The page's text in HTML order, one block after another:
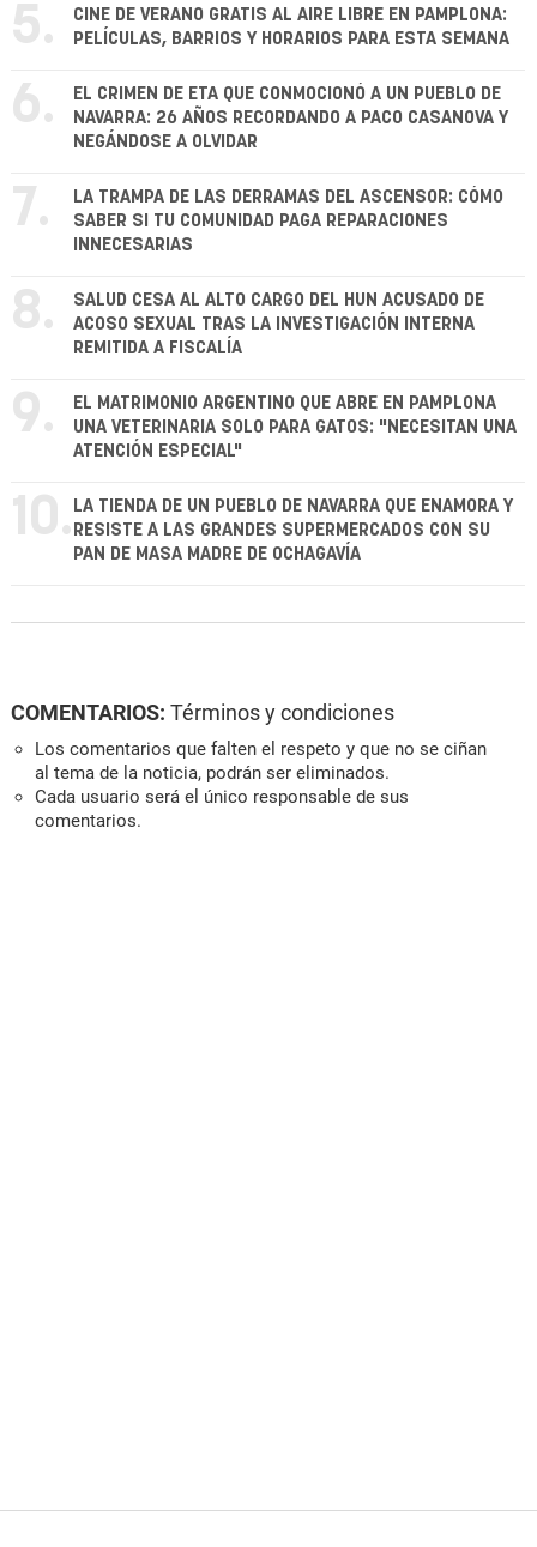
5.
CINE DE VERANO GRATIS AL AIRE LIBRE EN PAMPLONA:
PELÍCULAS, BARRIOS Y HORARIOS PARA ESTA SEMANA
6.
EL CRIMEN DE ETA QUE CONMOCIONÓ A UN PUEBLO DE
NAVARRA: 26 AÑOS RECORDANDO A PACO CASANOVA Y
NEGÁNDOSE A OLVIDAR
7.
LA TRAMPA DE LAS DERRAMAS DEL ASCENSOR: CÓMO
SABER SI TU COMUNIDAD PAGA REPARACIONES
INNECESARIAS
8.
SALUD CESA AL ALTO CARGO DEL HUN ACUSADO DE
ACOSO SEXUAL TRAS LA INVESTIGACIÓN INTERNA
REMITIDA A FISCALÍA
9.
EL MATRIMONIO ARGENTINO QUE ABRE EN PAMPLONA
UNA VETERINARIA SOLO PARA GATOS: "NECESITAN UNA
ATENCIÓN ESPECIAL"
10. LA TIENDA DE UN PUEBLO DE NAVARRA QUE ENAMORA Y
RESISTE A LAS GRANDES SUPERMERCADOS CON SU
PAN DE MASA MADRE DE OCHAGAVÍA
COMENTARIOS: Términos y condiciones
Los comentarios que falten el respeto y que no se ciñan
al tema de la noticia, podrán ser eliminados.
Cada usuario será el único responsable de sus
comentarios.